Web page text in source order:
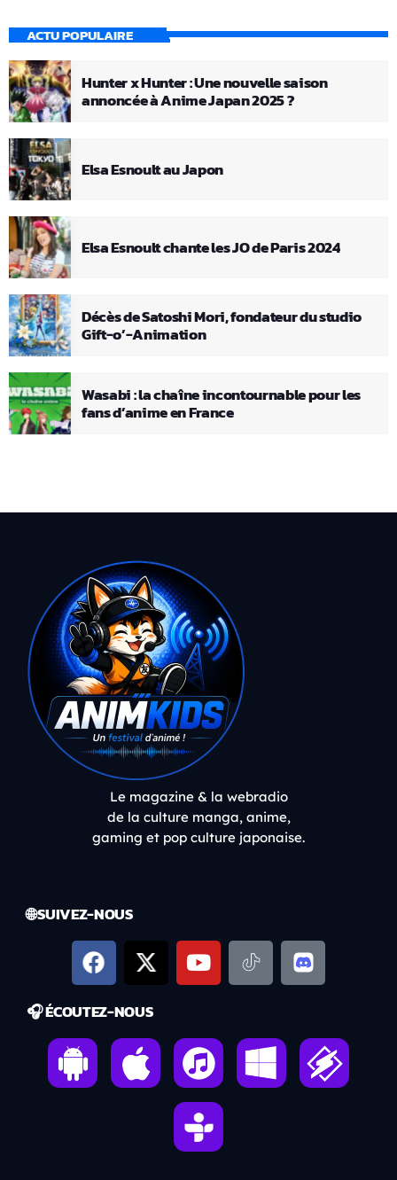
ACTU POPULAIRE
Hunter x Hunter : Une nouvelle saison
annoncée à Anime Japan 2025 ?
Elsa Esnoult au Japon
Elsa Esnoult chante les JO de Paris 2024
Décès de Satoshi Mori, fondateur du studio
Gift-o’-Animation
Wasabi : la chaîne incontournable pour les
fans d’anime en France
Le magazine & la webradio
de la culture manga, anime,
gaming et pop culture japonaise.
🌐 SUIVEZ-NOUS
🎧 ÉCOUTEZ-NOUS